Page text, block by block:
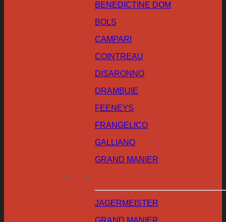
BENEDICTINE DOM
BOLS
CAMPARI
COINTREAU
DISARONNO
DRAMBUIE
FEENEYS
FRANGELICO
GALLIANO
GRAND MANIER
JAGERMEISTER